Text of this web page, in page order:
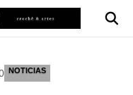
NOTICIAS